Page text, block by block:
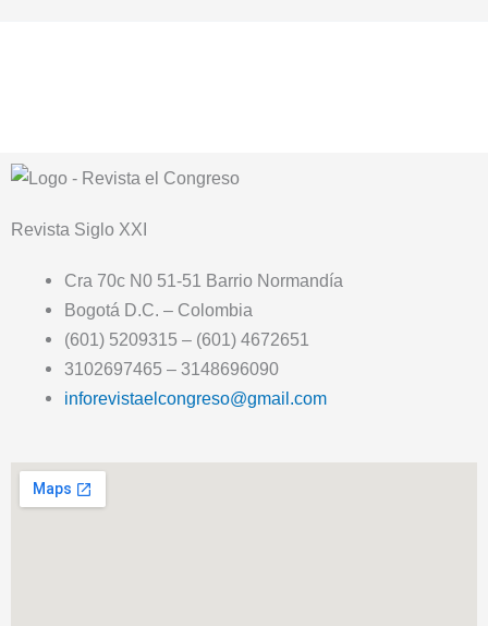
Revista Siglo XXI
Cra 70c N0 51-51 Barrio Normandía
Bogotá D.C. – Colombia
(601) 5209315 – (601) 4672651
3102697465 – 3148696090
inforevistaelcongreso@gmail.com